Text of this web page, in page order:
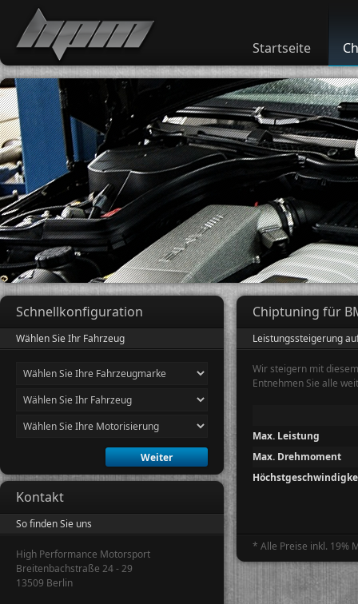
Startseite
Chiptuning für
Leistungssteigerung
Wir steigern mit
Entnehmen Sie alle
Max. Leistung
Max. Drehmoment
* Alle Preise inkl. 19%
Schnellkonfiguration
Wählen Sie Ihr Fahrzeug
Kontakt
So finden Sie uns
High Performance Motorsport
Breitenbachstraße 24 - 29
13509 Berlin